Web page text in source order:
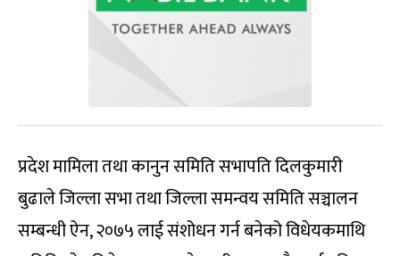
प्रदेश मामिला तथा कानुन समिति सभापति दिलकुमारी
बुढाले जिल्ला सभा तथा जिल्ला समन्वय समिति सञ्चालन
सम्बन्धी ऐन, २०७५ लाई संशोधन गर्न बनेको विधेयकमाथि